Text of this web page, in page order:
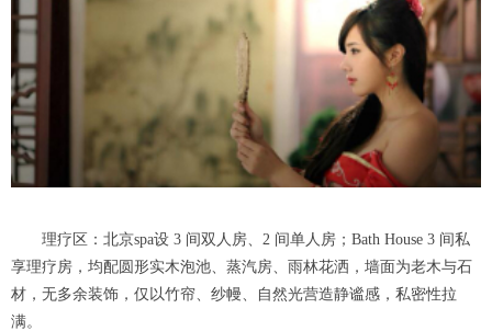
理疗区：北京spa设 3 间双人房、2 间单人房；Bath House 3 间私
享理疗房，均配圆形实木泡池、蒸汽房、雨林花洒，墙面为老木与石
材，无多余装饰，仅以竹帘、纱幔、自然光营造静谧感，私密性拉
满。